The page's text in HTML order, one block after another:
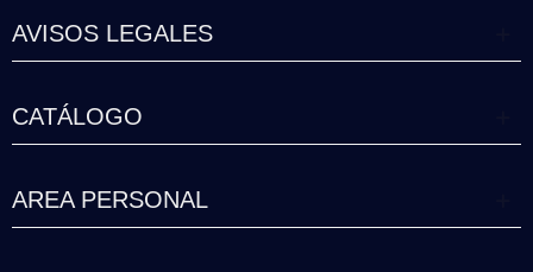
AVISOS LEGALES
CATÁLOGO
AREA PERSONAL